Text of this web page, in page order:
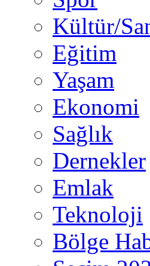
Kültür/
Eğitim
Yaşam
Ekonomi
Sağlık
Dernekler
Emlak
Teknoloji
Bölge